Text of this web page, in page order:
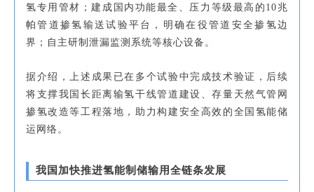
氢专用管材；建成国内功能最全、压力等级最高的10兆
帕管道掺氢输送试验平台，明确在役管道安全掺氢边
界；自主研制泄漏监测系统等核心设备。
据介绍，上述成果已在多个试验中完成技术验证，后续
将支撑我国长距离输氢干线管道建设、存量天然气管网
掺氢改造等工程落地，助力构建安全高效的全国氢能储
运网络。
我国加快推进氢能制储输用全链条发展